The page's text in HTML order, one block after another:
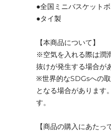
●全国ミニバスケット
●タイ製
【本商品について】
※空気を入れる際は潤
抜けが発生する場合が
※世界的なSDGsへの
となる場合があります
す。
【商品の購入にあたっ